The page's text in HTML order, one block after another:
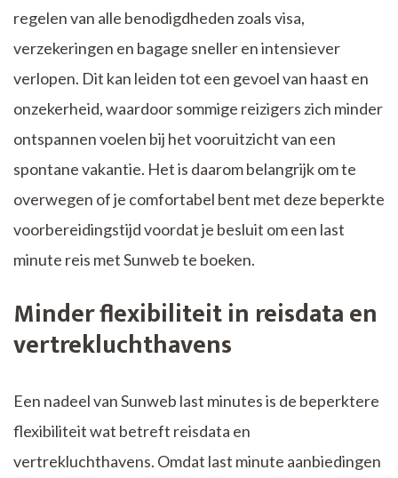
regelen van alle benodigdheden zoals visa,
verzekeringen en bagage sneller en intensiever
verlopen. Dit kan leiden tot een gevoel van haast en
onzekerheid, waardoor sommige reizigers zich minder
ontspannen voelen bij het vooruitzicht van een
spontane vakantie. Het is daarom belangrijk om te
overwegen of je comfortabel bent met deze beperkte
voorbereidingstijd voordat je besluit om een last
minute reis met Sunweb te boeken.
Minder flexibiliteit in reisdata en
vertrekluchthavens
Een nadeel van Sunweb last minutes is de beperktere
flexibiliteit wat betreft reisdata en
vertrekluchthavens. Omdat last minute aanbiedingen